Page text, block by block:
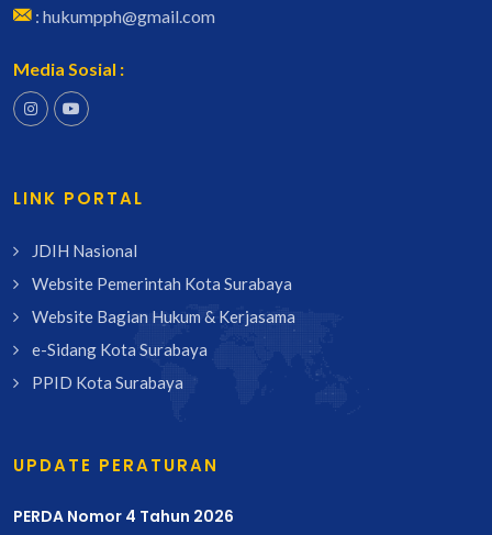
: hukumpph@gmail.com
Media Sosial :
LINK PORTAL
JDIH Nasional
Website Pemerintah Kota Surabaya
Website Bagian Hukum & Kerjasama
e-Sidang Kota Surabaya
PPID Kota Surabaya
UPDATE PERATURAN
PERDA Nomor 4 Tahun 2026